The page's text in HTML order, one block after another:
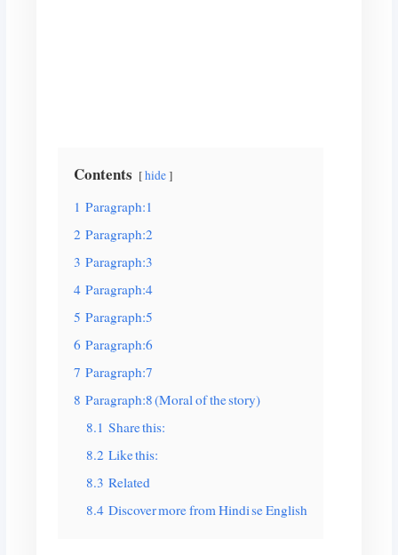
Contents hide
1 Paragraph:1
2 Paragraph:2
3 Paragraph:3
4 Paragraph:4
5 Paragraph:5
6 Paragraph:6
7 Paragraph:7
8 Paragraph:8 (Moral of the story)
8.1 Share this:
8.2 Like this:
8.3 Related
8.4 Discover more from Hindi se English